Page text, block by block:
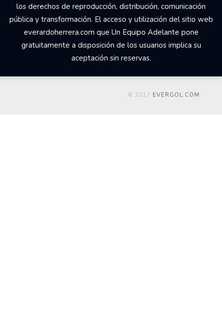
los derechos de reproducción, distribución, comunicación
pública y transformación. El acceso y utilización del sitio web
everardoherrera.com que Un Equipo Adelante pone
gratuitamente a disposición de los usuarios implica su
aceptación sin reservas.
© 2017 EVERGOL.COM